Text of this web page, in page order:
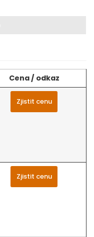
Cena / odkaz
Zjistit cenu
Zjistit cenu